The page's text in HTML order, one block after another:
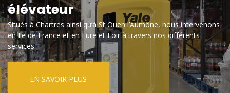
élévateur
Situés à Chartres ainsi qu’à St Ouen l’Aumône, nous intervenons
en Ile de France et en Eure et Loir à travers nos différents
services.
EN SAVOIR PLUS